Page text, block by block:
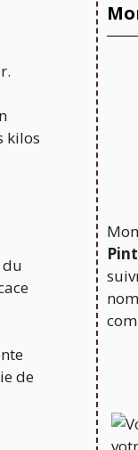
kilos
de